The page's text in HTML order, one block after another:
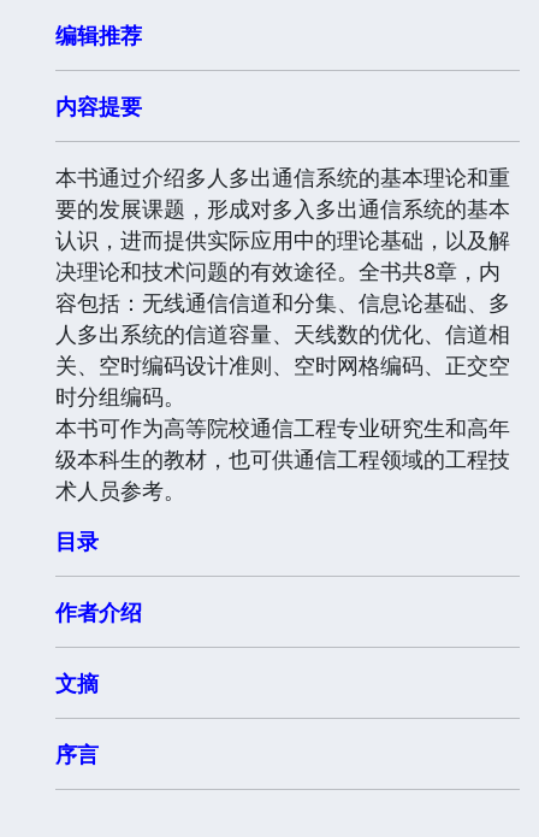
编辑推荐
内容提要
本书通过介绍多人多出通信系统的基本理论和重
要的发展课题，形成对多入多出通信系统的基本
认识，进而提供实际应用中的理论基础，以及解
决理论和技术问题的有效途径。全书共8章，内
容包括：无线通信信道和分集、信息论基础、多
人多出系统的信道容量、天线数的优化、信道相
关、空时编码设计准则、空时网格编码、正交空
时分组编码。
本书可作为高等院校通信工程专业研究生和高年
级本科生的教材，也可供通信工程领域的工程技
术人员参考。
目录
作者介绍
文摘
序言